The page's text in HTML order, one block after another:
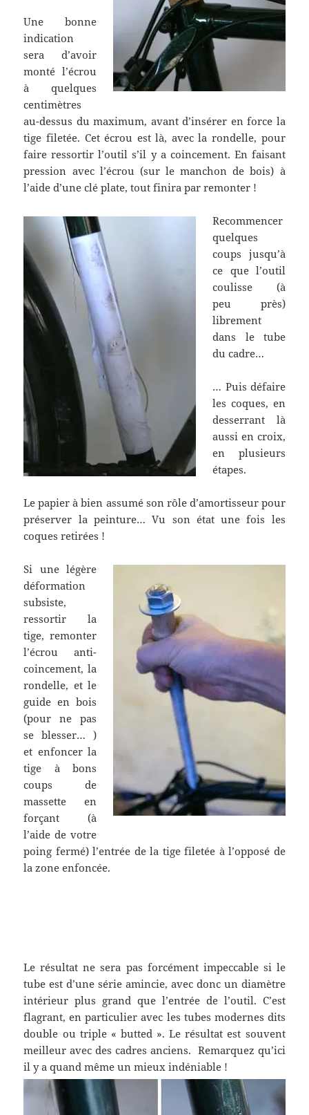
Une bonne
indication
sera d’avoir
monté l’écrou
à quelques
centimètres
au-dessus du maximum, avant d’insérer en force la
tige filetée. Cet écrou est là, avec la rondelle, pour
faire ressortir l’outil s’il y a coincement. En faisant
pression avec l’écrou (sur le manchon de bois) à
l’aide d’une clé plate, tout finira par remonter !
Recommencer
quelques
coups jusqu’à
ce que l’outil
coulisse (à
peu près)
librement
dans le tube
du cadre…
… Puis défaire
les coques, en
desserrant là
aussi en croix,
en plusieurs
étapes.
Le papier à bien assumé son rôle d’amortisseur pour
préserver la peinture… Vu son état une fois les
coques retirées !
Si une légère
déformation
subsiste,
ressortir la
tige, remonter
l’écrou anti-
coincement, la
rondelle, et le
guide en bois
(pour ne pas
se blesser… )
et enfoncer la
tige à bons
coups de
massette en
forçant (à
l’aide de votre
poing fermé) l’entrée de la tige filetée à l’opposé de
la zone enfoncée.
Le résultat ne sera pas forcément impeccable si le
tube est d’une série amincie, avec donc un diamètre
intérieur plus grand que l’entrée de l’outil. C’est
flagrant, en particulier avec les tubes modernes dits
double ou triple « butted ». Le résultat est souvent
meilleur avec des cadres anciens. Remarquez qu’ici
il y a quand même un mieux indéniable !